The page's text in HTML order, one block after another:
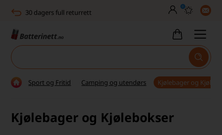
30 dagers full returrett
Billig frakt
Høy kundetilfredshet
Toll, moms og avgifter inkludert
0
Sport og Fritid Camping og utendørs Kjølebager og
Kjølebager og Kjølebokser